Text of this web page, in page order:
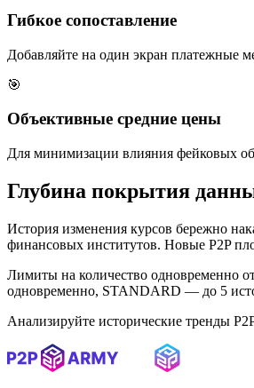
Гибкое сопоставление
Добавляйте на один экран платежные
🎯
Объективные средние цены
Для минимизации влияния фейковых
Глубина покрытия
История изменения курсов бережно
финансовых институтов. Новые P2P
Лимиты на количество одновременно
одновременно, STANDARD — до 5
Анализируйте исторические тренды